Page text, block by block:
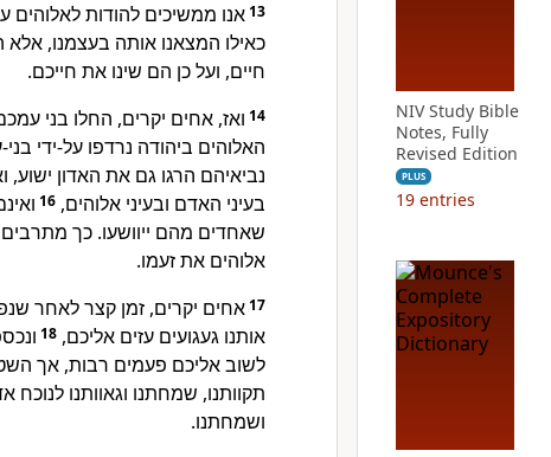
13אנו ממשיכים להודות
כאילו המצאנו אותה בעצמנו,
חיים, ועל כן הם שינו את חייכם.
14 ואז, אחים יקרים, החלו בני
האלוהים ביהודה נרדפו על-ידי
נביאיהם הרגו גם את האדון
בעיני האדם ובעיני אלוהים,16
שאחדים מהם ייוושעו. כך
אלוהים את זעמו.
17אחים יקרים, זמן קצר לאחר
אותנו געגועים עזים אליכם,18
לשוב אליכם פעמים רבות, אך
תקוותנו, שמחתנו וגאוותנו לנוכח
ושמחתנו.
NIV Study Bible
Notes, Fully
Revised Edition
PLUS
19 entries